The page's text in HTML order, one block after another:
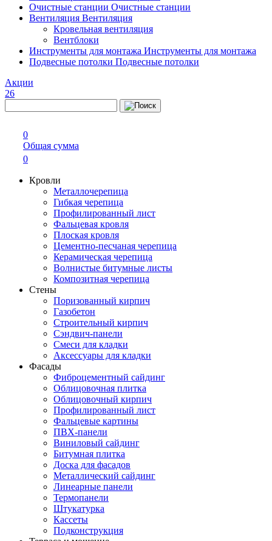
Очистные станции Очистные станции
Вентиляция Вентиляция
Кровельная вентиляция
Вентблоки
Инструменты для монтажа Инструменты для монтажа
Подвесные потолки Подвесные потолки
Акции
26
0
Общая сумма
0
Кровли
Металлочерепица
Гибкая черепица
Профилированный лист
Фальцевая кровля
Плоская кровля
Цементно-песчаная черепица
Керамическая черепица
Волнистые битумные листы
Композитная черепица
Стены
Поризованный кирпич
Газобетон
Строительный кирпич
Сэндвич-панели
Смеси для кладки
Аксессуары для кладки
Фасады
Фиброцементный сайдинг
Облицовочная плитка
Облицовочный кирпич
Профилированный лист
Фальцевые картины
ПВХ-панели
Виниловый сайдинг
Битумная плитка
Доска для фасадов
Металлический сайдинг
Линеарные панели
Термопанели
Штукатурка
Кассеты
Подконструкция